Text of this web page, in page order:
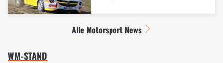
Alle Motorsport News
WM-STAND